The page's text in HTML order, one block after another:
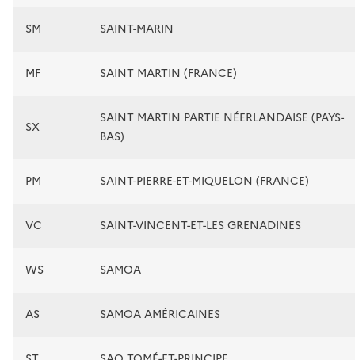
SM SAINT-MARIN
MF SAINT MARTIN (FRANCE)
SX
SAINT MARTIN PARTIE NÉERLANDAISE (PAYS-
BAS)
PM SAINT-PIERRE-ET-MIQUELON (FRANCE)
VC SAINT-VINCENT-ET-LES GRENADINES
WS SAMOA
AS SAMOA AMÉRICAINES